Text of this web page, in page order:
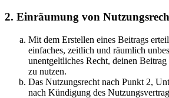
2. Einräumung von
Mit dem Erstellen eines Beitrags
einfaches, zeitlich und räumlich
unentgeltliches Recht, deinen
zu nutzen.
Das Nutzungsrecht nach Punkt 2,
nach Kündigung des